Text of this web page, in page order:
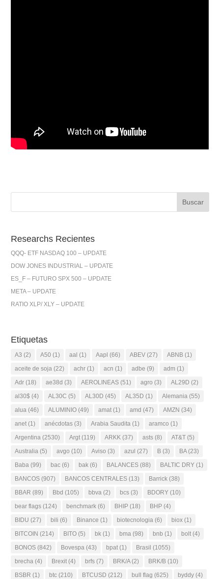
Researchs Recientes
QQQ- ETF NASDAQ 100 – UPDATE
DOW JONES INDUSTRIAL – UPDATE
ES_F – FUTURO SPX 500 – UPDATE
META – UPDATE
RATIO XLP/ XLY – UPDATE
Etiquetas
A3 (2) A50 (1) aal (1) Aapl (66) ABEV (27) ABNB (1)
aceite de soja (22) achr (1) acn (1) adbe (9) adm (1)
Adr (18) ae38d (3) AEROLINEAS (51) agro (3) AL29D (2)
al30$ (4) AL30C (5) AL30D (45) AL35D (1) Alemania (55)
alua (46) ALUMINIO (49) amat (1) amd (47) AMZN (34)
anet (1) anécdotas (3) Arabia Saudita (1) aramco (1)
Argentina (2530) Argt (119) ARKK (37) asts (8) AT&T (5)
Australia (5) avgo (10) Aviso (3) azul (27) B (3) BA(23)
Baba (99) bac (6) bak (6) BALANCES (88) BALTIC DRY (1)
BANCOS (907) BANCOS CENTRALES (13) Barrick (38)
BBAR (89) Bbd (105) bbva (2) bcs (3) BDORY (10)
bear flags (124) benchmark (6) BHIP (18) BHP (4)
BIDU (27) bili (6) Binance (1) biotecnologia (6) biox (1)
BITCOIN (214) BITO (5) bk (1) bma (98) bnb (1) bolt (4)
BONOS (842) Bovespa (43) bpat (1) Brasil (1055)
brecha (4) Brexit (4) brfs (7) BRK/A(2) BRK/B (10)
BSBR (1) btc (210) BTCUSD (212) bull flag (625) byddy (4)